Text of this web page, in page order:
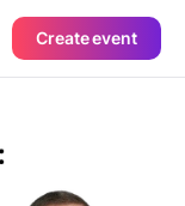
Create event